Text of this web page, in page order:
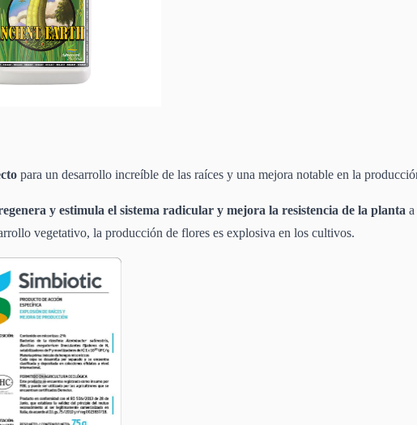
para un desarrollo increíble de las raíces y una mejora notable en la
y estimula el sistema radicular y mejora la resistencia de la planta
vegetativo, la producción de flores es explosiva en los cultivos.